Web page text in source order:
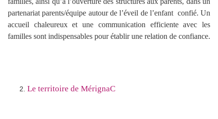
partenariat parents/équipe autour de l’éveil de l’enfant confié. Un
accueil chaleureux et une communication efficiente avec les
familles sont indispensables pour établir une relation de confiance.
Le territoire de MérignaC